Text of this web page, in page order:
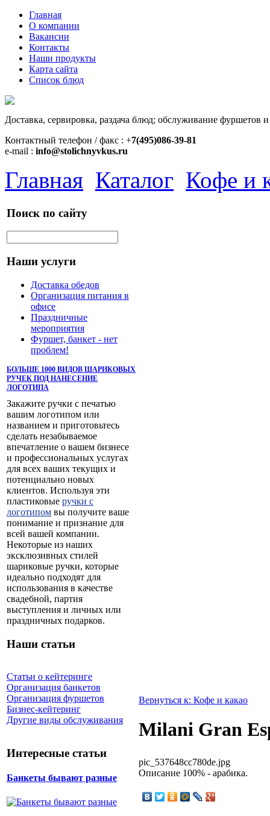
Главная
О компании
Вакансии
Контакты
Наши продукты
Карта сайта
Список блюд
Доставка, сервировка, раздача блюд; обслуживание фуршетов
Контактный телефон / факс : +7(495)086-39-81
e-mail : info@stolichnyvkus.ru
Главная Каталог Кофе и
Поиск по сайту
Наши услуги
Доставка обедов
Организация питания в
офисе
Праздничные
мероприятия
Фуршет, банкет - нет
проблем!
БОЛЬШЕ 1000 ВИДОВ ШАРИКОВЫХ
РУЧЕК ПОД НАНЕСЕНИЕ
ЛОГОТИПА
Закажите ручки с печатью
вашим логотипом или
названием и приготовьтесь
сделать незабываемое
впечатление о вашем бизнесе
и профессиональных услугах
для всех ваших текущих и
потенциально новых
клиентов. Используя эти
пластиковые ручки с
логотипом вы получите ваше
понимание и признание для
всей вашей компании.
Некоторые из наших
эксклюзивных стилей
шариковые ручки, которые
идеально подходят для
использования в качестве
свадебной, партия
выступления и личных или
праздничных подарков.
Наши статьи
Статьи о кейтеринге
Организация банкетов
Организация фуршетов
Бизнес-кейтеринг
Другие виды обслуживания
Интересные статьи
Банкеты бывают разные
Вернуться к: Кофе и какао
Milani Gran
pic_537648cc780de.jpg
Описание 100% - арабика.